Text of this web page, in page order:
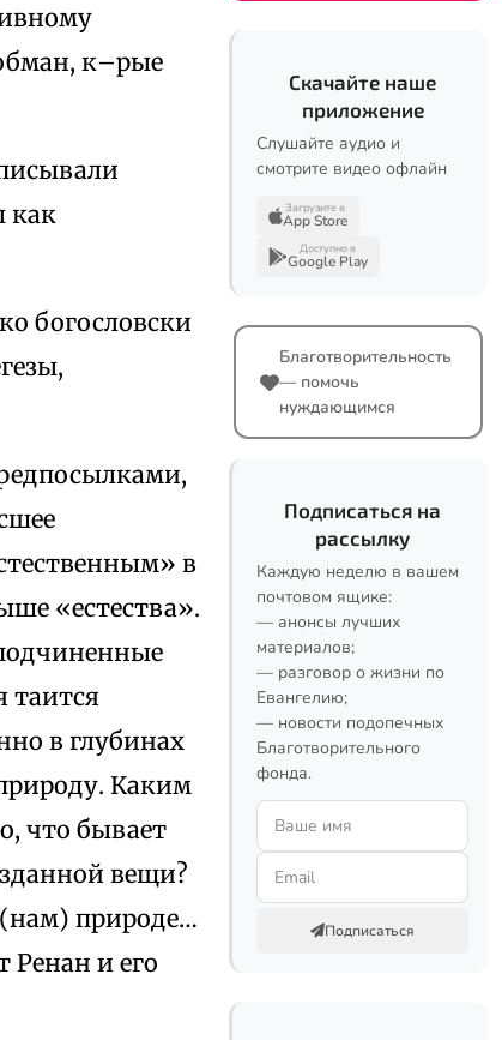
к–рые
как
богословски
в
«естества».
таится
в глубинах
Каким
что бывает
вещи?
(нам) природе…
Ренан и его
Скачайте наше
приложение
Слушайте аудио и
смотрите видео офлайн
Загрузите в
App Store
Доступно в
Google Play
Благотворительность
— помочь
нуждающимся
Подписаться на
рассылку
Каждую неделю в вашем
почтовом ящике:
— анонсы лучших
материалов;
— разговор о жизни по
Евангелию;
— новости подопечных
Благотворительного
фонда.
Подписаться